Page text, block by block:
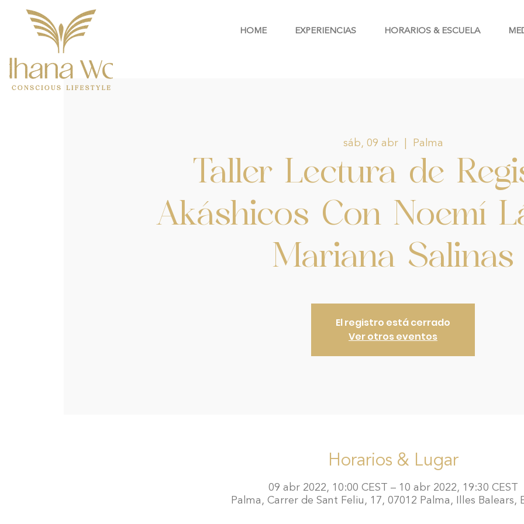
HOME EXPERIENCIAS HORARIOS & ESCUELA
sáb, 09 abr
  |
Palma
Taller Lectura de
Akáshicos Con Noemí
Mariana Salinas
El registro está cerrado
Ver otros eventos
Horarios & Lugar
09 abr 2022, 10:00 CEST – 10 abr 2022, 19:30 CEST
Palma, Carrer de Sant Feliu, 17, 07012 Palma, Illes Balears,